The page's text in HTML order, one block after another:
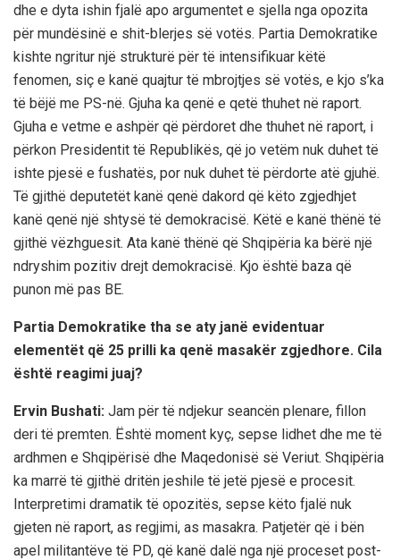
dhe e dyta ishin fjalë apo argumentet e sjella nga opozita
për mundësinë e shit-blerjes së votës. Partia Demokratike
kishte ngritur një strukturë për të intensifikuar këtë
fenomen, siç e kanë quajtur të mbrojtjes së votës, e kjo s’ka
të bëjë me PS-në. Gjuha ka qenë e qetë thuhet në raport.
Gjuha e vetme e ashpër që përdoret dhe thuhet në raport, i
përkon Presidentit të Republikës, që jo vetëm nuk duhet të
ishte pjesë e fushatës, por nuk duhet të përdorte atë gjuhë.
Të gjithë deputetët kanë qenë dakord që këto zgjedhjet
kanë qenë një shtysë të demokracisë. Këtë e kanë thënë të
gjithë vëzhguesit. Ata kanë thënë që Shqipëria ka bërë një
ndryshim pozitiv drejt demokracisë. Kjo është baza që
punon më pas BE.
Partia Demokratike tha se aty janë evidentuar
elementët që 25 prilli ka qenë masakër zgjedhore. Cila
është reagimi juaj?
Ervin Bushati: Jam për të ndjekur seancën plenare, fillon
deri të premten. Është moment kyç, sepse lidhet dhe me të
ardhmen e Shqipërisë dhe Maqedonisë së Veriut. Shqipëria
ka marrë të gjithë dritën jeshile të jetë pjesë e procesit.
Interpretimi dramatik të opozitës, sepse këto fjalë nuk
gjeten në raport, as regjimi, as masakra. Patjetër që i bën
apel militantëve të PD, që kanë dalë nga një proceset post-